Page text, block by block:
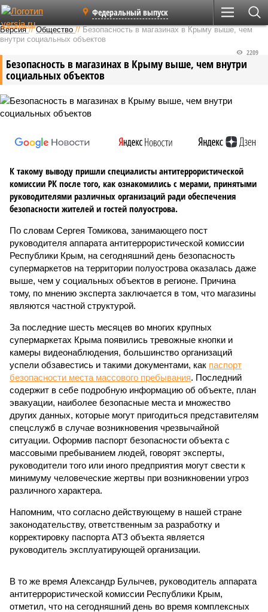
Федеральный выпуск
Версия //Общество //Безопасность в магазинах в Крыму выше, чем
внутри социальных объектов
Безопасность в магазинах в Крыму выше, чем внутри
социальных объектов
2209
К такому выводу пришли специалисты антитеррористической
комиссии РК после того, как ознакомились с мерами, принятыми
руководителями различных организаций ради обеспечения
безопасности жителей и гостей полуострова.
По словам Сергея Томикова, занимающего пост
руководителя аппарата антитеррористической комиссии
Республики Крым, на сегодняшний день безопасность
супермаркетов на территории полуострова оказалась даже
выше, чем у социальных объектов в регионе. Причина
тому, по мнению эксперта заключается в том, что магазины
являются частной структурой.
За последние шесть месяцев во многих крупных
супермаркетах Крыма появились тревожные кнопки и
камеры видеонаблюдения, большинство организаций
успели обзавестись и такими документами, как паспорт
безопасности места массового пребывания. Последний
содержит в себе подробную информацию об объекте, план
эвакуации, наиболее безопасные места и множество
других данных, которые могут пригодиться представителям
спецслужб в случае возникновения чрезвычайной
ситуации. Оформив паспорт безопасности объекта с
массовыми пребыванием людей, говорят эксперты,
руководители того или иного предприятия могут свести к
минимуму человеческие жертвы при возникновении угроз
различного характера.
Напомним, что согласно действующему в нашей стране
законодательству, ответственным за разработку и
корректировку паспорта АТЗ объекта является
руководитель эксплуатирующей организации.
В то же время Александр Булычев, руководитель аппарата
антитеррористической комиссии Республики Крым,
отметил, что на сегодняшний день во время комплексных